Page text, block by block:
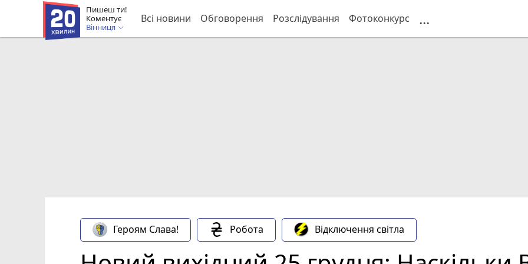
Пишеш ти!
Коментує
Вінниця
Всі новини Обговорення Розслідування Фотоконкурс ...
Героям Слава! Робота Відключення світла